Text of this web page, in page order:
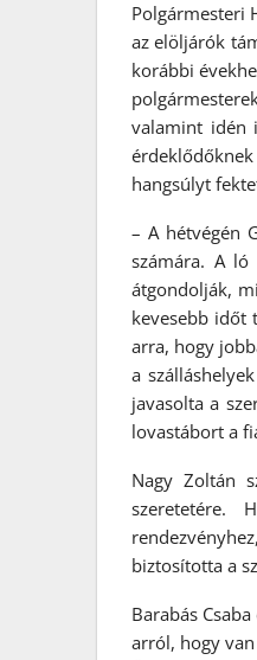
Polgármesteri
az elöljárók
korábbi
valamint idén
hangsúlyt
– A hétvégén
számára. A
átgondolják,
kevesebb időt
arra, hogy
a
javasolta a
lovastábort a
Nagy Zoltán
szeretetére.
biztosította a
Barabás
arról, hogy